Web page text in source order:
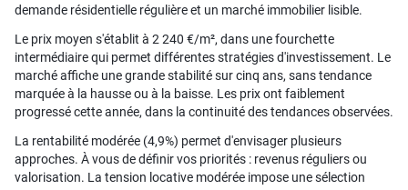
demande résidentielle régulière et un marché immobilier lisible.
Le prix moyen s'établit à 2 240 €/m², dans une fourchette
intermédiaire qui permet différentes stratégies d'investissement. Le
marché affiche une grande stabilité sur cinq ans, sans tendance
marquée à la hausse ou à la baisse. Les prix ont faiblement
progressé cette année, dans la continuité des tendances observées.
La rentabilité modérée (4,9%) permet d'envisager plusieurs
approches. À vous de définir vos priorités : revenus réguliers ou
valorisation. La tension locative modérée impose une sélection